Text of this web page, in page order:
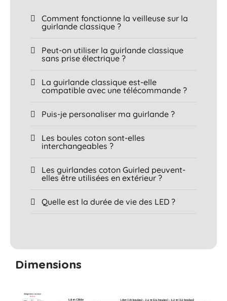
Comment fonctionne la veilleuse sur la
guirlande classique ?
Peut-on utiliser la guirlande classique
sans prise électrique ?
La guirlande classique est-elle
compatible avec une télécommande ?
Puis-je personaliser ma guirlande ?
Les boules coton sont-elles
interchangeables ?
Les guirlandes coton Guirled peuvent-
elles être utilisées en extérieur ?
Quelle est la durée de vie des LED ?
Dimensions